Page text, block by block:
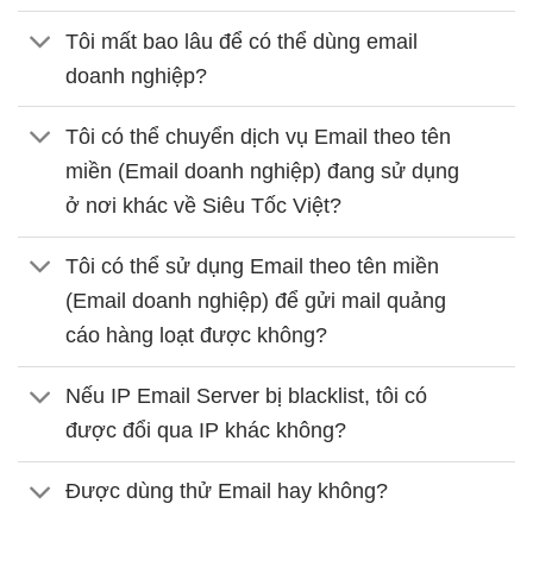
Tôi mất bao lâu để có thể dùng email
doanh nghiệp?
Tôi có thể chuyển dịch vụ Email theo tên
miền (Email doanh nghiệp) đang sử dụng
ở nơi khác về Siêu Tốc Việt?
Tôi có thể sử dụng Email theo tên miền
(Email doanh nghiệp) để gửi mail quảng
cáo hàng loạt được không?
Nếu IP Email Server bị blacklist, tôi có
được đổi qua IP khác không?
Được dùng thử Email hay không?